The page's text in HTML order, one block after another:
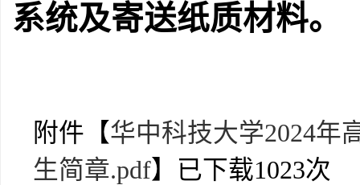
系统及寄送纸质材料。
附件【华中科技大学2024年
生简章.pdf】已下载1023次